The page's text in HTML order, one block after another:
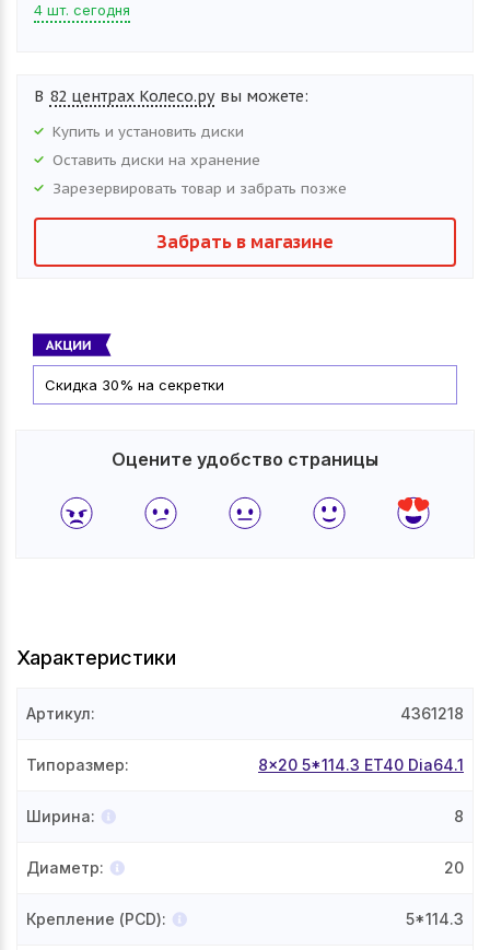
4 шт. сегодня
В 82 центрах Колесо.ру вы можете:
Купить и установить диски
Оставить диски на хранение
Зарезервировать товар и забрать позже
Забрать в магазине
Скидка 30% на секретки
Оцените удобство страницы
Характеристики
Артикул: 4361218
Типоразмер: 8x20 5*114.3 ET40 Dia64.1
Ширина: 8
Диаметр: 20
Крепление (PCD): 5*114.3